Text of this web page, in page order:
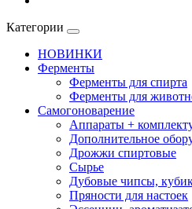
Категории
НОВИНКИ
Ферменты
Ферменты для спирта
Ферменты для
Самогоноварение
Аппараты +
Дополнительное
Дрожжи спиртовые
Сырье
Дубовые чипсы,
Пряности для настоек